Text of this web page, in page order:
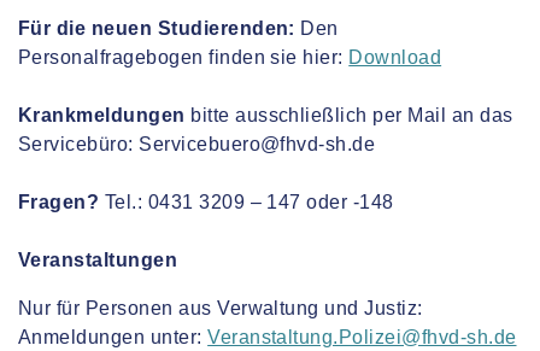
Für die neuen Studierenden: Den
Personalfragebogen finden sie hier: Download
Krankmeldungen bitte ausschließlich per Mail an das
Servicebüro: Servicebuero@fhvd-sh.de
Fragen? Tel.: 0431 3209 – 147 oder -148
Veranstaltungen
Nur für Personen aus Verwaltung und Justiz:
Anmeldungen unter:Veranstaltung.Polizei@fhvd-sh.de